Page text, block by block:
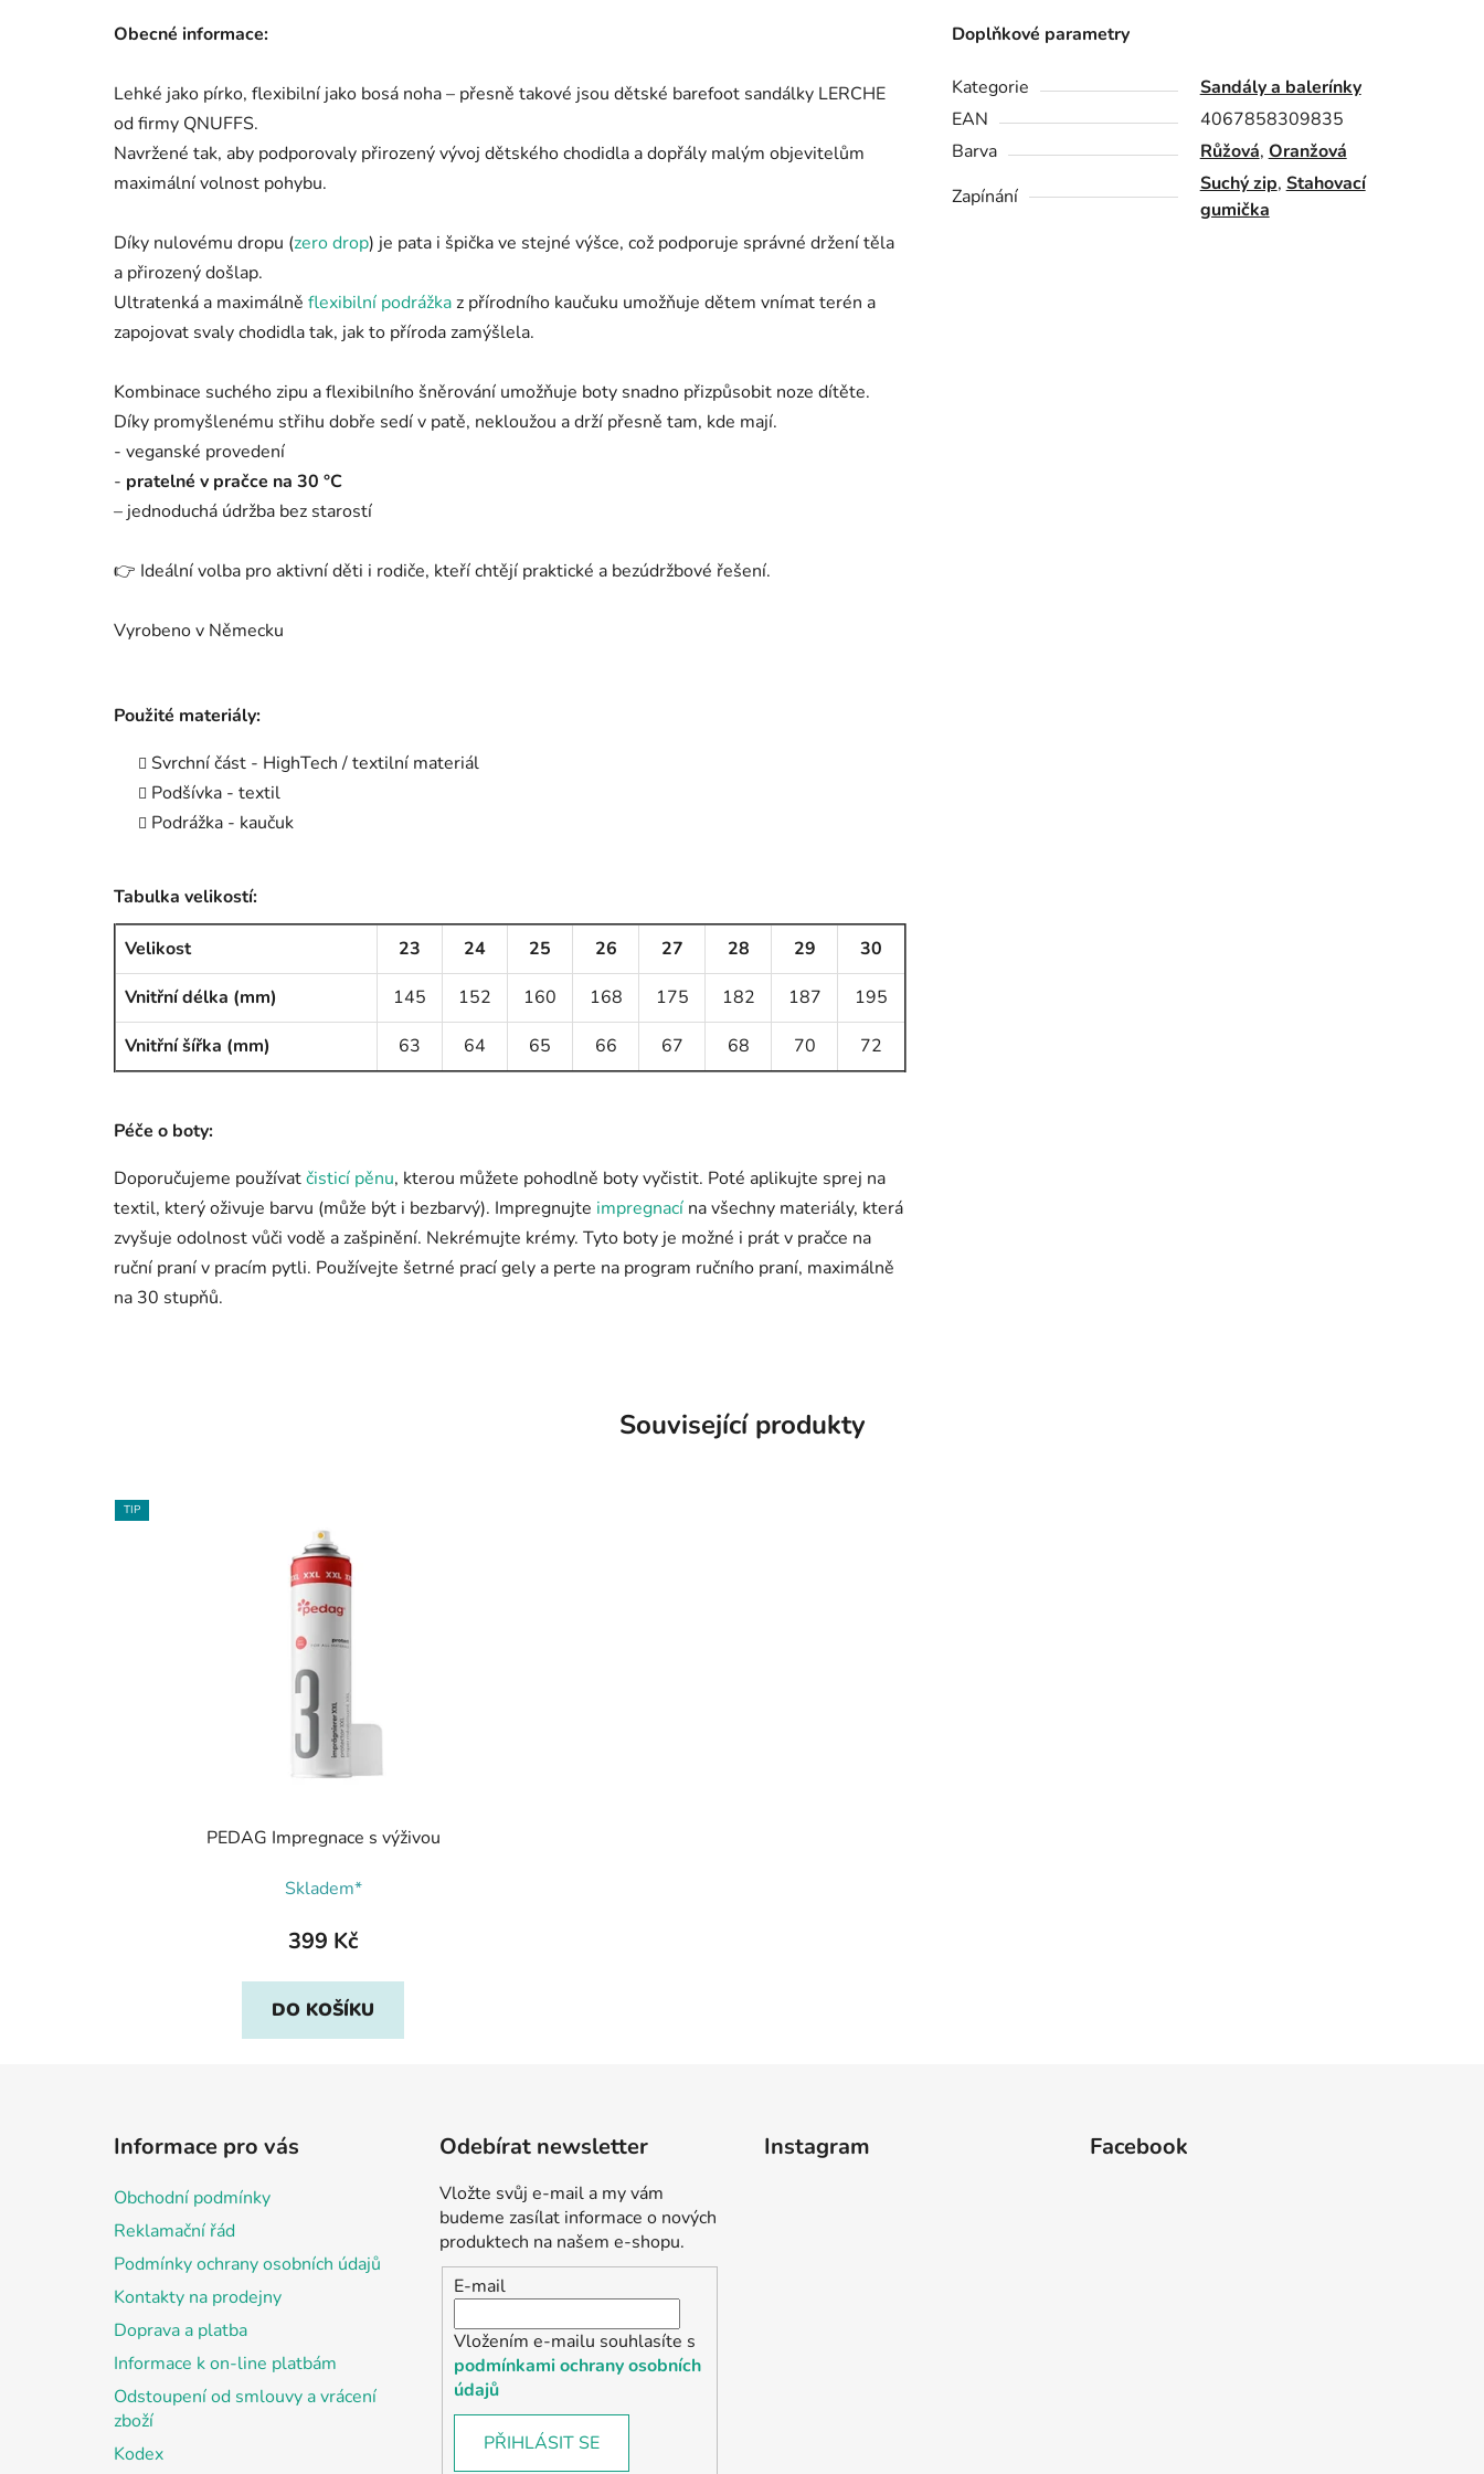
Obecné informace:
Lehké jako pírko, flexibilní jako bosá noha – přesně takové jsou dětské barefoot sandálky LERCHE
od firmy QNUFFS.
Navržené tak, aby podporovaly přirozený vývoj dětského chodidla a dopřály malým objevitelům
maximální volnost pohybu.
Díky nulovému dropu (zero drop) je pata i špička ve stejné výšce, což podporuje správné držení těla
a přirozený došlap.
Ultratenká a maximálně flexibilní podrážkaz přírodního kaučuku umožňuje dětem vnímat terén a
zapojovat svaly chodidla tak, jak to příroda zamýšlela.
Kombinace suchého zipu a flexibilního šněrování umožňuje boty snadno přizpůsobit noze dítěte.
Díky promyšlenému střihu dobře sedí v patě, nekloužou a drží přesně tam, kde mají.
- veganské provedení
- pratelné v pračce na 30 °C
– jednoduchá údržba bez starostí
👉 Ideální volba pro aktivní děti i rodiče, kteří chtějí praktické a bezúdržbové řešení.
Vyrobeno v Německu
Použité materiály:
Svrchní část - HighTech / textilní materiál
Podšívka - textil
Podrážka - kaučuk
Tabulka velikostí:
Velikost 23 24 25 26 27 28 29
30
Vnitřní délka (mm)
145 152 160 168 175 182 187
195
Vnitřní šířka (mm)
63 64 65 66 67 68 70 72
Péče o boty:
Doporučujeme používatčisticí pěnu, kterou můžete pohodlně boty vyčistit. Poté aplikujte sprej na
textil, který oživuje barvu (může být i bezbarvý). Impregnujte impregnací na všechny materiály, která
zvyšuje odolnost vůči vodě a zašpinění. Nekrémujte krémy. Tyto boty je možné i prát v pračce na
ruční praní v pracím pytli. Používejte šetrné prací gely a perte na program ručního praní, maximálně
na 30 stupňů.
Doplňkové parametry
Kategorie
Sandály a balerínky
EAN
4067858309835
Barva
Růžová, Oranžová
Zapínání
Suchý zip, Stahovací
gumička
Související produkty
TIP
PEDAG Impregnace s výživou
Skladem*
399 Kč
DO KOŠÍKU
Informace pro vás
Obchodní podmínky
Reklamační řád
Podmínky ochrany osobních údajů
Kontakty na prodejny
Doprava a platba
Informace k on-line platbám
Odstoupení od smlouvy a vrácení
zboží
Kodex
Odebírat newsletter
Vložte svůj e-mail a my vám
budeme zasílat informace o nových
produktech na našem e-shopu.
E-mail
Vložením e-mailu souhlasíte s
podmínkami ochrany osobních
údajů
PŘIHLÁSIT SE
Instagram Facebook